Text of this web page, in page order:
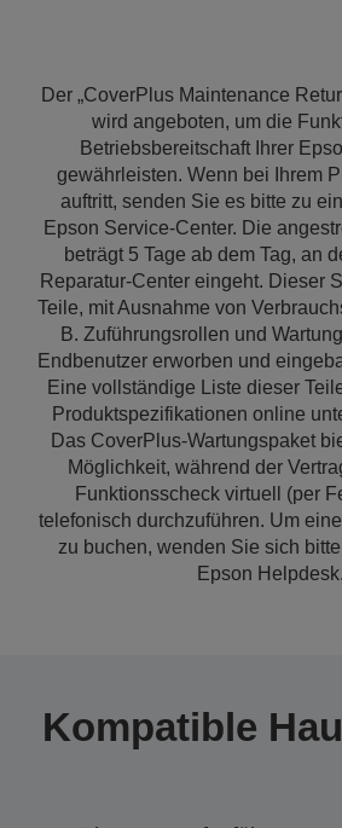
Der „CoverPlus Maintenance
wird angeboten, um die
Betriebsbereitschaft Ihrer
gewährleisten. Wenn bei Ihrem
auftritt, senden Sie es bitte zu
Epson Service-Center. Die
beträgt 5 Tage ab dem Tag, an
Reparatur-Center eingeht. Dieser
Teile, mit Ausnahme von
B. Zuführungsrollen und
Endbenutzer erworben und
Eine vollständige Liste dieser
Produktspezifikationen online
Das CoverPlus-Wartungspaket
Möglichkeit, während der
Funktionsscheck virtuell (per
telefonisch durchzuführen. Um
zu buchen, wenden Sie sich
Epson Helpdesk.
Kompatible